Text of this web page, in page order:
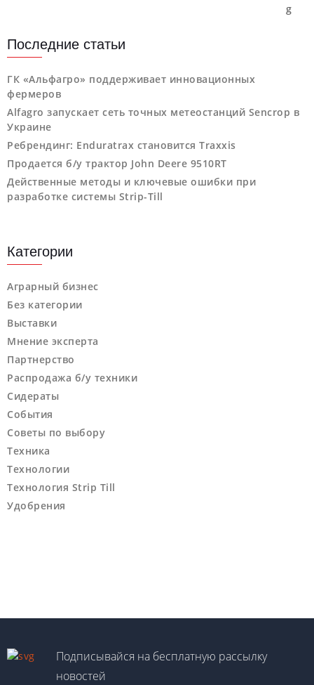
Последние статьи
ГК «Альфагро» поддерживает инновационных
фермеров
Alfagro запускает сеть точных метеостанций Sencrop в
Украине
Ребрендинг: Enduratrax становится Traxxis
Продается б/у трактор John Deere 9510RT
Действенные методы и ключевые ошибки при
разработке системы Strip-Till
Категории
Аграрный бизнес
Без категории
Выставки
Мнение эксперта
Партнерство
Распродажа б/у техники
Сидераты
События
Советы по выбору
Техника
Технологии
Технология Strip Till
Удобрения
Подписывайся на бесплатную рассылку
новостей